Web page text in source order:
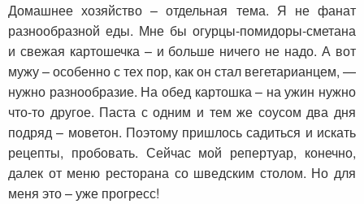
Домашнее хозяйство – отдельная тема. Я не фанат
разнообразной еды. Мне бы огурцы-помидоры-сметана
и свежая картошечка – и больше ничего не надо. А вот
мужу – особенно с тех пор, как он стал вегетарианцем, —
нужно разнообразие. На обед картошка – на ужин нужно
что-то другое. Паста с одним и тем же соусом два дня
подряд – моветон. Поэтому пришлось садиться и искать
рецепты, пробовать. Сейчас мой репертуар, конечно,
далек от меню ресторана со шведским столом. Но для
меня это – уже прогресс!